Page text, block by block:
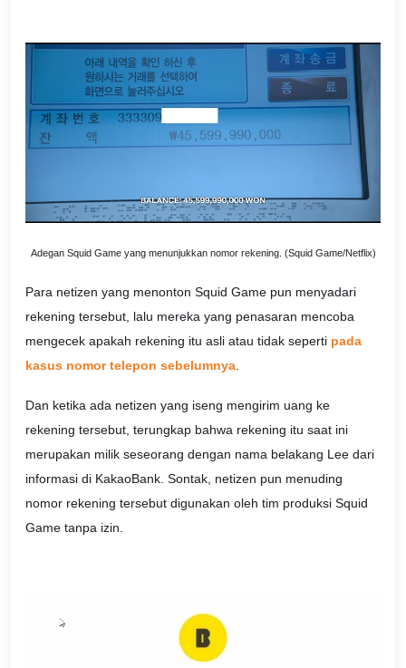
Adegan Squid Game yang menunjukkan nomor rekening. (Squid Game/Netflix)
Para netizen yang menonton Squid Game pun menyadari
rekening tersebut, lalu mereka yang penasaran mencoba
mengecek apakah rekening itu asli atau tidak seperti pada
kasus nomor telepon sebelumnya
Dan ketika ada netizen yang iseng mengirim uang ke
rekening tersebut, terungkap bahwa rekening itu saat ini
merupakan milik seseorang dengan nama belakang Lee dari
informasi di KakaoBank. Sontak, netizen pun menuding
nomor rekening tersebut digunakan oleh tim produksi Squid
Game tanpa izin.